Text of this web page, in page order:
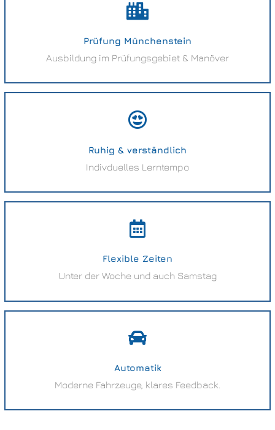
Prüfung Münchenstein
Ausbildung im Prüfungsgebiet & Manöver
Ruhig & verständlich
Indivduelles Lerntempo
Flexible Zeiten
Unter der Woche und auch Samstag
Automatik
Moderne Fahrzeuge, klares Feedback.